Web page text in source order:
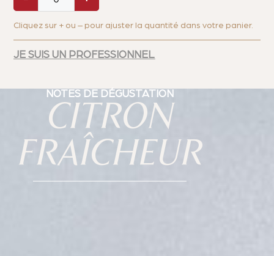
Cliquez sur + ou – pour ajuster la quantité dans votre panier.
JE SUIS UN PROFESSIONNEL
NOTES DE DÉGUSTATION
CITRON
FRAÎCHEUR